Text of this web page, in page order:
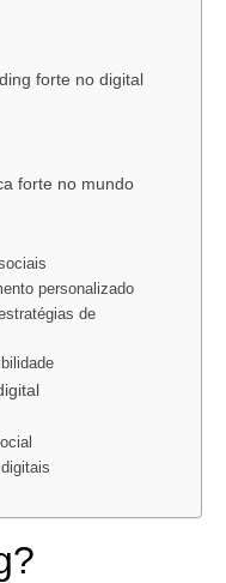
forte no digital
forte no mundo
personalizado
de